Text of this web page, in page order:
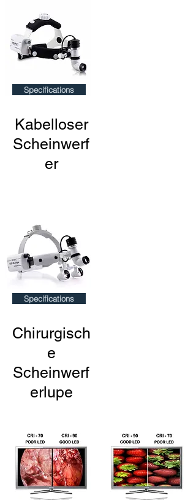
Specifications
Kabelloser
Scheinwerf
er
Specifications
Chirurgisch
e
Scheinwerf
erlupe